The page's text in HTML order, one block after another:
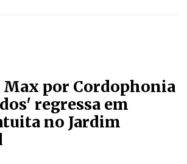
por Cordophonia
regressa em
no Jardim